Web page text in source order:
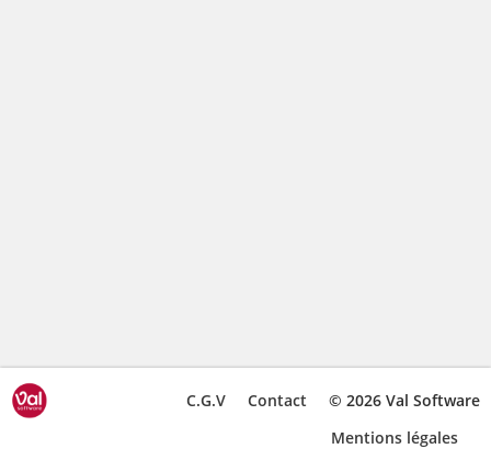
© 2026 Val Software
Contact
C.G.V
Mentions légales